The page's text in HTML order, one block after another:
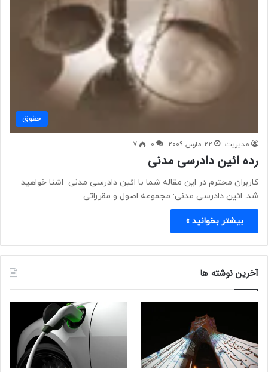
حقوق
مدیریت 22 مارس 2009 0
7
رده ائین دادرسی مدنی
کاربران محترم در این مقاله شما با ائین دادرسی مدنی اشنا خواهید
شد. ائین دادرسی مدنی: مجموعه اصول و مقرراتی…
بیشتر بخوانید »
آخرین نوشته ها